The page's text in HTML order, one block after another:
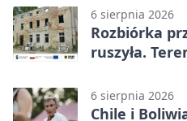
6 sierpnia 2026
Rozbiórka
ruszyła.
6 sierpnia 2026
Chile i